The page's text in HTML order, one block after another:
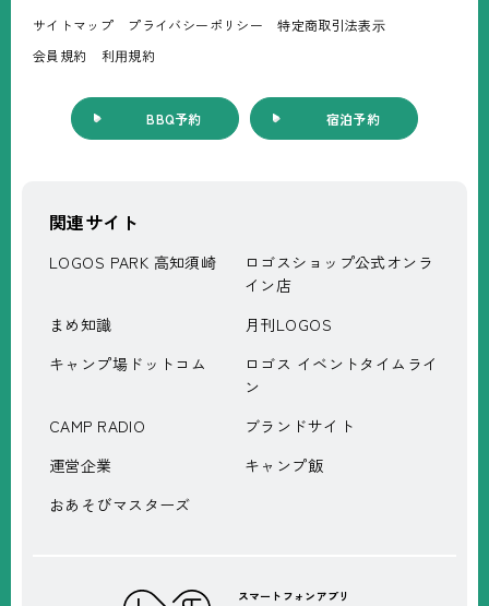
サイトマップ プライバシーポリシー
特定商取引法表⽰
会員規約
利⽤規約
BBQ予約 宿泊予約
関連サイト
LOGOS PARK 高知須崎
ロゴスショップ公式オンラ
イン店
まめ知識
月刊LOGOS
キャンプ場ドットコム
ロゴス イベントタイムライ
ン
CAMP RADIO
ブランドサイト
運営企業
キャンプ飯
おあそびマスターズ
スマートフォンアプリ